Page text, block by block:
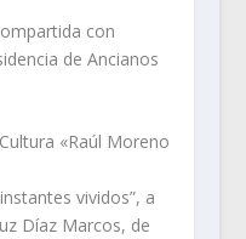
con
de Ancianos
«Raúl Moreno
vividos”, a
Díaz Marcos, de